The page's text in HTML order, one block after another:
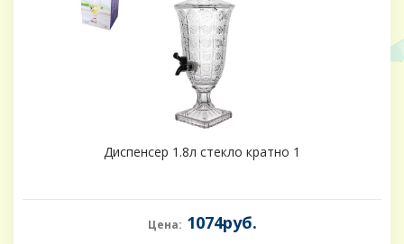
Диспенсер 1.8л стекло кратно 1
Цена: 1074руб.